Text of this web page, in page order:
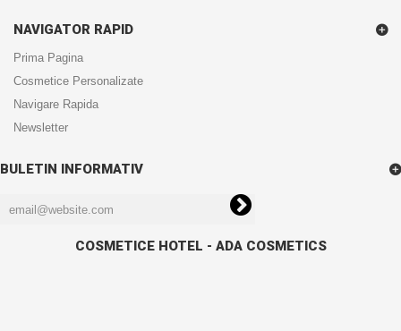
NAVIGATOR RAPID
Prima Pagina
Cosmetice Personalizate
Navigare Rapida
Newsletter
BULETIN INFORMATIV
COSMETICE HOTEL - ADA COSMETICS